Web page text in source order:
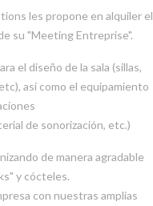
les propone en alquiler el
su "Meeting Entreprise".
el diseño de la sala (sillas,
así como el equipamiento
de sonorización, etc.)
de manera agradable
y cócteles.
con nuestras amplias